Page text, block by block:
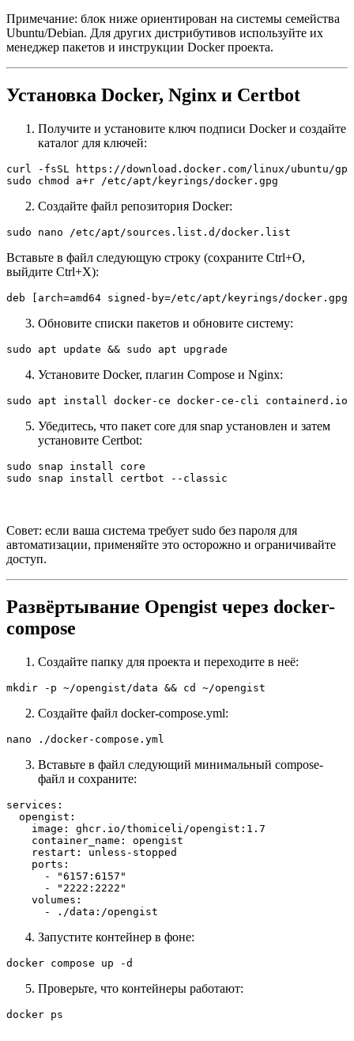
Примечание: блок ниже ориентирован на системы семейства
Ubuntu/Debian. Для других дистрибутивов используйте их
менеджер пакетов и инструкции Docker проекта.
Установка Docker, Nginx и Certbot
Получите и установите ключ подписи Docker и создайте
каталог для ключей:
curl -fsSL https://download.docker.com/linux/ubuntu/
sudo chmod a+r /etc/apt/keyrings/docker.gpg
Создайте файл репозитория Docker:
sudo nano /etc/apt/sources.list.d/docker.list
Вставьте в файл следующую строку (сохраните Ctrl+O,
выйдите Ctrl+X):
deb [arch=amd64 signed-by=/etc/apt/keyrings/
Обновите списки пакетов и обновите систему:
sudo apt update && sudo apt upgrade
Установите Docker, плагин Compose и Nginx:
sudo apt install docker-ce docker-ce-cli containerd.io
Убедитесь, что пакет core для snap установлен и затем
установите Certbot:
sudo snap install core
sudo snap install certbot --classic
Совет: если ваша система требует sudo без пароля для
автоматизации, применяйте это осторожно и ограничивайте
доступ.
Развёртывание Opengist через docker-
compose
Создайте папку для проекта и переходите в неё:
mkdir -p ~/opengist/data && cd ~/opengist
Создайте файл docker-compose.yml:
nano ./docker-compose.yml
Вставьте в файл следующий минимальный compose-
файл и сохраните:
services:
  opengist:
    image: ghcr.io/thomiceli/opengist:1.7
    container_name: opengist
    restart: unless-stopped
    ports:
      - "6157:6157"
      - "2222:2222"
    volumes:
      - ./data:/opengist
Запустите контейнер в фоне:
docker compose up -d
Проверьте, что контейнеры работают:
docker ps